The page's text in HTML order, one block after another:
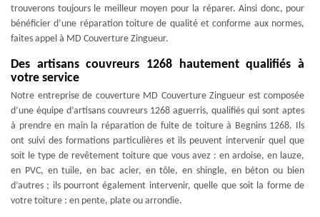
trouverons toujours le meilleur moyen pour la réparer. Ainsi donc, pour
bénéficier d’une réparation toiture de qualité et conforme aux normes,
faites appel à MD Couverture Zingueur.
Des artisans couvreurs 1268 hautement qualifiés à
votre service
Notre entreprise de couverture MD Couverture Zingueur est composée
d’une équipe d’artisans couvreurs 1268 aguerris, qualifiés qui sont aptes
à prendre en main la réparation de fuite de toiture à Begnins 1268. Ils
ont suivi des formations particulières et ils peuvent intervenir quel que
soit le type de revêtement toiture que vous avez : en ardoise, en lauze,
en PVC, en tuile, en bac acier, en tôle, en shingle, en béton ou bien
d’autres ; ils pourront également intervenir, quelle que soit la forme de
votre toiture : en pente, plate ou arrondie.